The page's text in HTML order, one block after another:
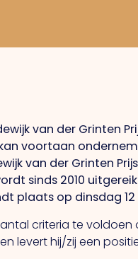
van der Grinten
voortaan
van der Grinten
sinds 2010
plaats op dinsdag
criteria te
levert hij/zij een